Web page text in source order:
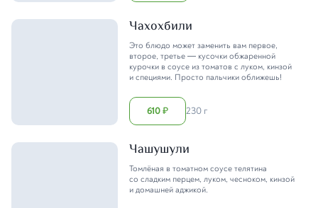
Чахохбили
Это блюдо может заменить вам первое,
второе, третье — кусочки обжаренной
курочки в соусе из томатов с луком, кинзой
и специями. Просто пальчики оближешь!
610₽ 230 г
Чашушули
Томлёная в томатном соусе телятина
со сладким перцем, луком, чесноком, кинзой
и домашней аджикой.